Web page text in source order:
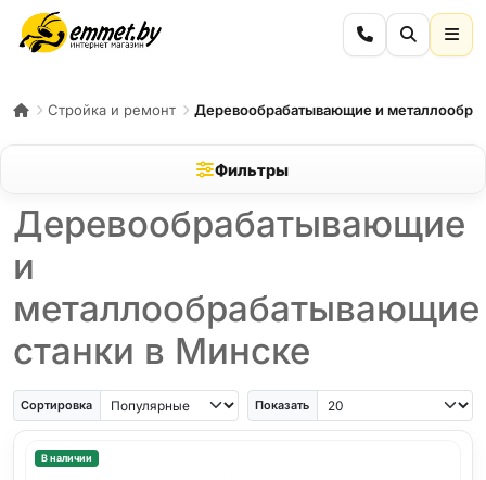
Стройка и ремонт Деревообрабатывающие и
Фильтры
Деревообрабатывающие
и
металлообрабатывающие
станки в Минске
Сортировка Показать
В наличии